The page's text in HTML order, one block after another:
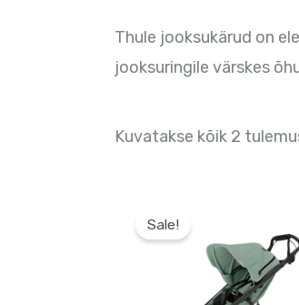
Thule jooksukärud on
jooksuringile värskes
Kuvatakse kõik 2
Sale!
kuni
849,95
kuni
on
mitu